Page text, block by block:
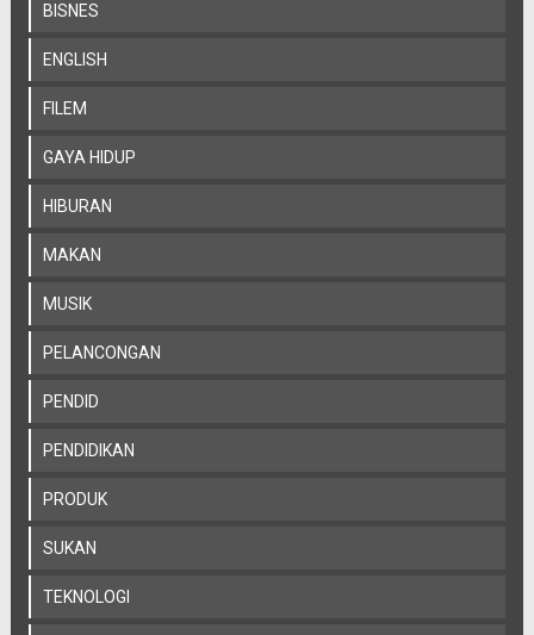
BISNES
ENGLISH
FILEM
GAYA HIDUP
HIBURAN
MAKAN
MUSIK
PELANCONGAN
PENDID
PENDIDIKAN
PRODUK
SUKAN
TEKNOLOGI